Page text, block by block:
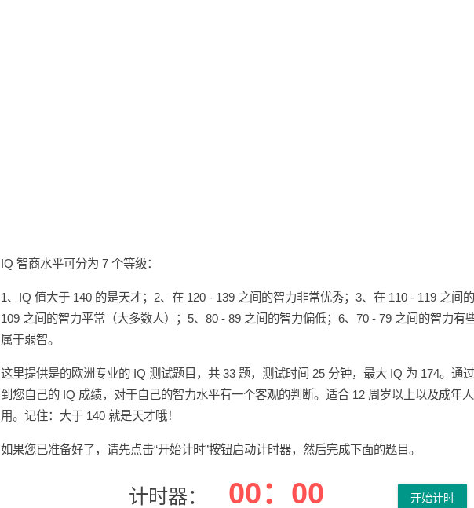
IQ 智商水平可分为 7 个等级：
1、IQ 值大于 140 的是天才；2、在 120 - 139 之间的智力非常优秀；3、在 110 - 119 之间
109 之间的智力平常（大多数人）；5、80 - 89 之间的智力偏低；6、70 - 79 之间的智力有
属于弱智。
这里提供是的欧洲专业的 IQ 测试题目，共 33 题，测试时间 25 分钟，最大 IQ 为 174。通
到您自己的 IQ 成绩，对于自己的智力水平有一个客观的判断。适合 12 周岁以上以及成年
用。记住：大于 140 就是天才哦！
如果您已准备好了，请先点击“开始计时”按钮启动计时器，然后完成下面的题目。
计时器： 开始计时